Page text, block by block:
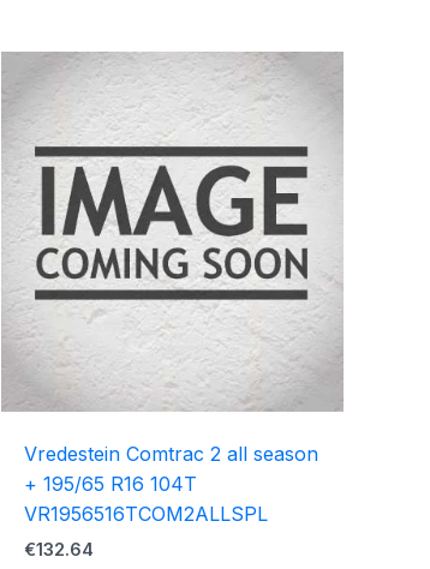
Vredestein Comtrac 2 all season
+ 195/65 R16 104T
VR1956516TCOM2ALLSPL
€132.64